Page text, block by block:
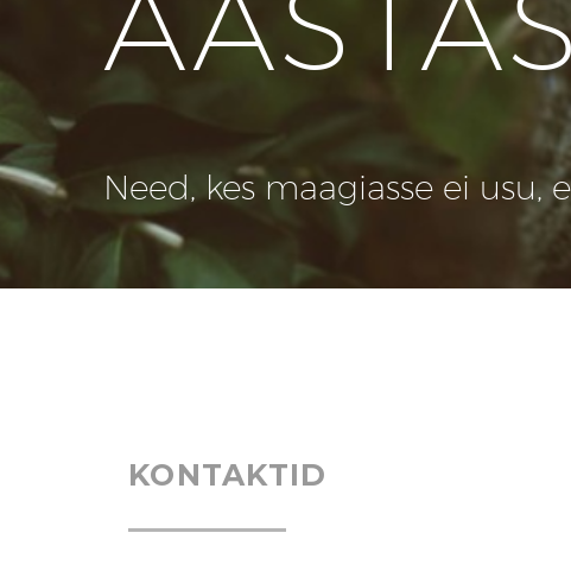
Need, kes maagiasse ei usu,
KONTAKTID